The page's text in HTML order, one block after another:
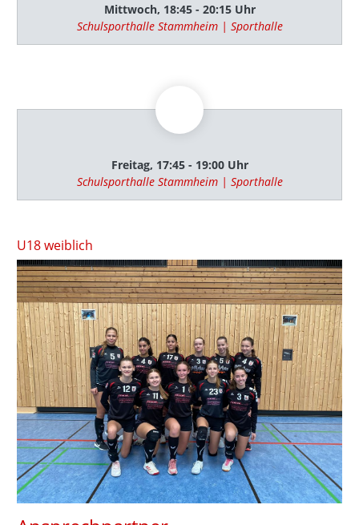
Mittwoch, 18:45 - 20:15 Uhr
Schulsporthalle Stammheim | Sporthalle
Freitag, 17:45 - 19:00 Uhr
Schulsporthalle Stammheim | Sporthalle
U18 weiblich